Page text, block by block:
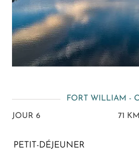
FORT WILLIAM -
JOUR 6 71 KM
PETIT-DÉJEUNER